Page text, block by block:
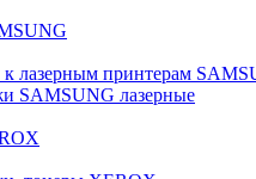
к лазерным принтерам
SAMSUNG лазерные